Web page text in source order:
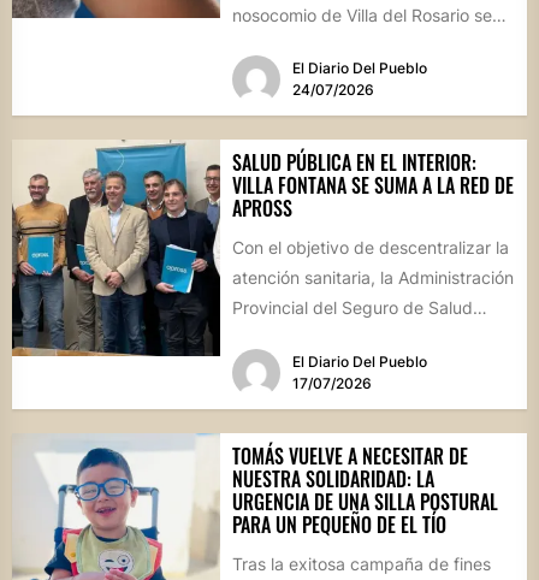
nosocomio de Villa del Rosario se
El Diario Del Pueblo
24/07/2026
SALUD PÚBLICA EN EL INTERIOR:
VILLA FONTANA SE SUMA A LA RED DE
APROSS
Con el objetivo de descentralizar la
atención sanitaria, la Administración
Provincial del Seguro de Salud
de...
El Diario Del Pueblo
17/07/2026
TOMÁS VUELVE A NECESITAR DE
NUESTRA SOLIDARIDAD: LA
URGENCIA DE UNA SILLA POSTURAL
PARA UN PEQUEÑO DE EL TÍO
Tras la exitosa campaña de fines